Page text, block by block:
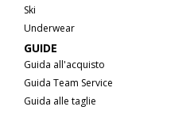
Ski
Underwear
GUIDE
Guida all'acquisto
Guida Team Service
Guida alle taglie